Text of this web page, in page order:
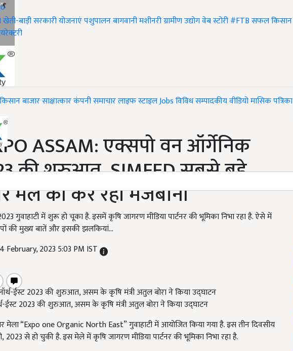
खेती-बाड़ीसरकारी योजनाएंपशुपालनबागवानीमशीनरीग्रामीण उद्योगवेब स्टोरी#FTBसफल किसान
बाजारसाक्षात्कारकंपनी समाचारलाइफ स्टाइलJobsविविधसम्पादकीयवीडियोमासिक पत्रिका
ASSAM: एक्सपो वन ऑर्गेनिक
की शुरुआत, SIMFED सबसे बड़े
मेले की कर रहा मेजबानी
गुवाहाटी में शुरू हो चूका है. इसमें कृषि जागरण मीडिया पार्टनर की भूमिका निभा रहा है. ऐसे में
की मुख्य बातें और इसकी झलकियां...
February, 2023 5:03 PM IST
ईस्ट 2023 की शुरुआत, असम के कृषि मंत्री अतुल बोरा ने किया उद्घाटन
मेला “Expo one Organic North East”गुवाहाटी में आयोजित किया गया है. इस तीन दिवसीय
,2023 से हो चुकी है. इस मेले में कृषि जागरण मीडिया पार्टनर की भूमिका निभा रहा है.